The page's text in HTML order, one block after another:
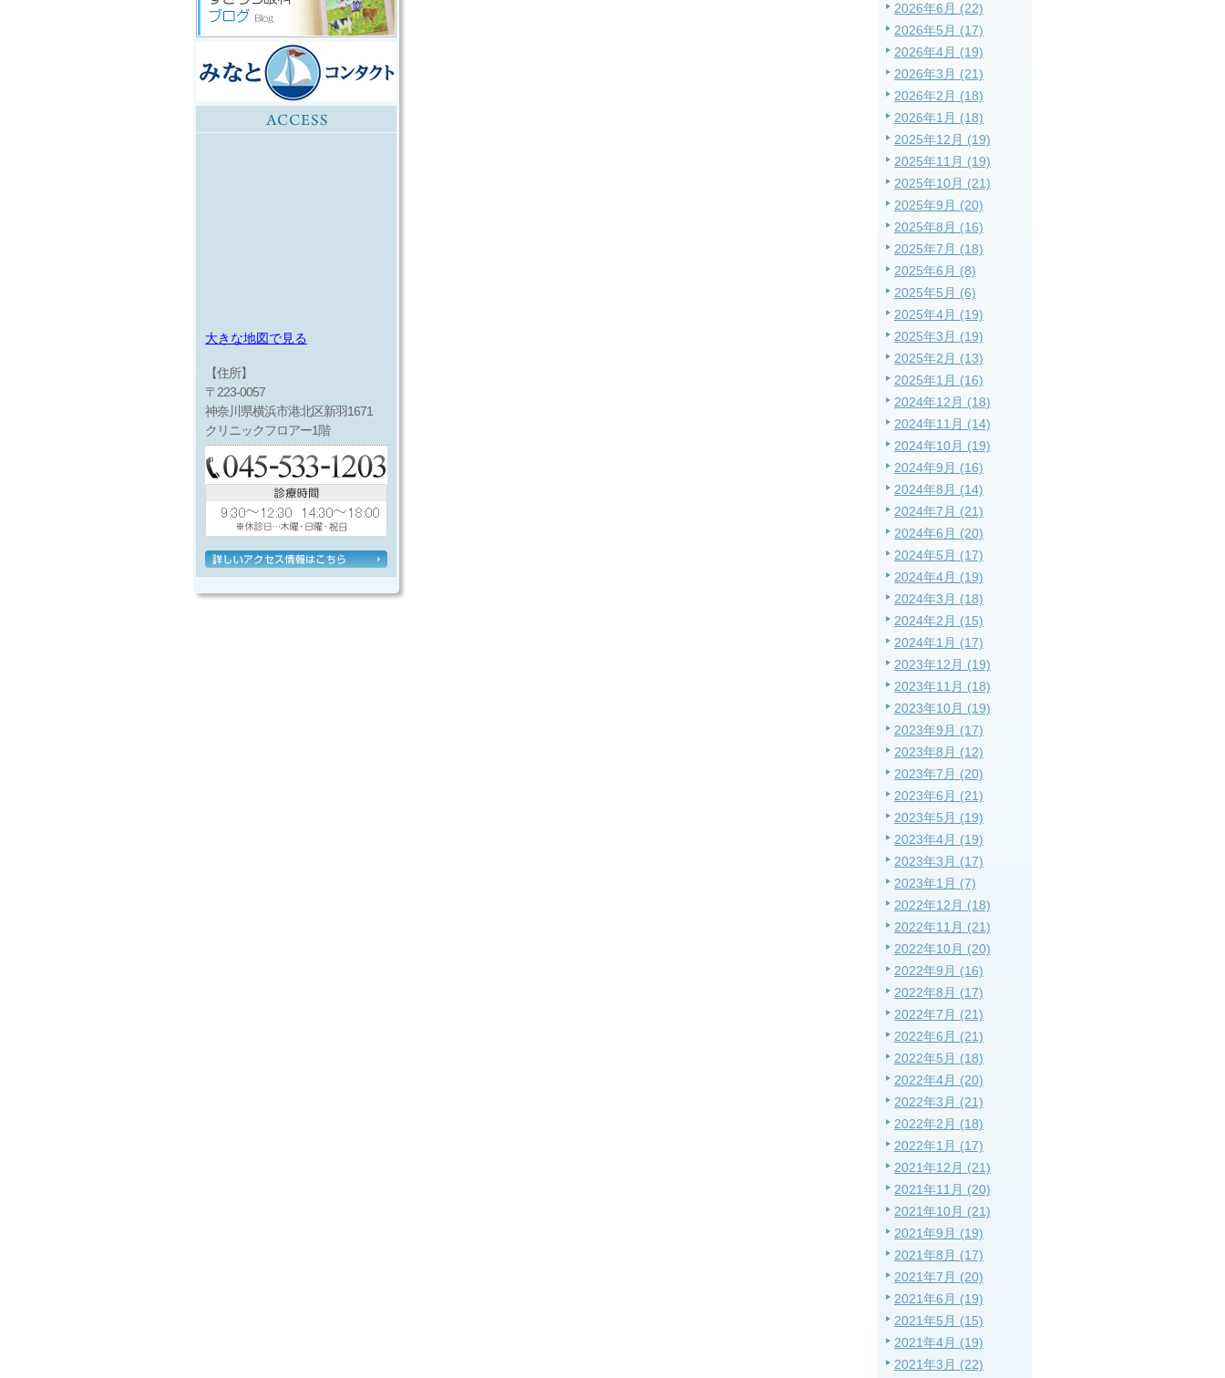
2026年6月 (22)
2026年5月 (17)
2026年4月 (19)
2026年3月 (21)
2026年2月 (18)
2026年1月 (18)
2025年12月 (19)
2025年11月 (19)
2025年10月 (21)
2025年9月 (20)
2025年8月 (16)
2025年7月 (18)
2025年6月 (8)
2025年5月 (6)
2025年4月 (19)
2025年3月 (19)
2025年2月 (13)
2025年1月 (16)
2024年12月 (18)
2024年11月 (14)
2024年10月 (19)
2024年9月 (16)
2024年8月 (14)
2024年7月 (21)
2024年6月 (20)
2024年5月 (17)
2024年4月 (19)
2024年3月 (18)
2024年2月 (15)
2024年1月 (17)
2023年12月 (19)
2023年11月 (18)
2023年10月 (19)
2023年9月 (17)
2023年8月 (12)
2023年7月 (20)
2023年6月 (21)
2023年5月 (19)
2023年4月 (19)
2023年3月 (17)
2023年1月 (7)
2022年12月 (18)
2022年11月 (21)
2022年10月 (20)
2022年9月 (16)
2022年8月 (17)
2022年7月 (21)
2022年6月 (21)
2022年5月 (18)
2022年4月 (20)
2022年3月 (21)
2022年2月 (18)
2022年1月 (17)
2021年12月 (21)
2021年11月 (20)
2021年10月 (21)
2021年9月 (19)
2021年8月 (17)
2021年7月 (20)
2021年6月 (19)
2021年5月 (15)
2021年4月 (19)
2021年3月 (22)
大きな地図で見る
【住所】
〒223-0057
神奈川県横浜市港北区新羽1671
クリニックフロアー1階